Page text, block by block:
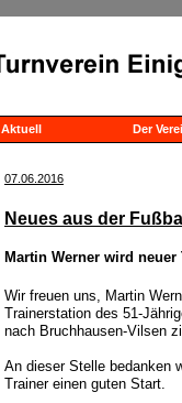
Aktuell Der
07.06.2016
Neues aus der
Martin Werner wird neuer
Wir freuen uns, Martin
Trainerstation des 51-
nach Bruchhausen-Vilsen
An dieser Stelle bedanken
Trainer einen guten Start.